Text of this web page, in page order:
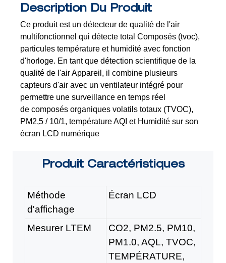
Description Du Produit
Ce produit est un détecteur de qualité de l'air
multifonctionnel qui détecte total Composés (tvoc),
particules température et humidité avec fonction
d'horloge. En tant que détection scientifique de la
qualité de l'airAppareil, il combine plusieurs
capteurs d'air avec un ventilateur intégré pour
permettre une surveillance en temps réel
de composés organiques volatils totaux (TVOC),
PM2,5 / 10/1, température AQI et Humidité sur son
écran LCD numérique
Produit Caractéristiques
Méthode
d'affichage
Écran LCD
Mesurer LTEM
CO2, PM2.5, PM10,
PM1.0, AQL, TVOC,
TEMPÉRATURE,